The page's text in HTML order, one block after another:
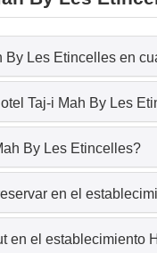
Les Etincelles en
Taj-i Mah By Les
By Les Etincelles?
en el
en el establecimiento